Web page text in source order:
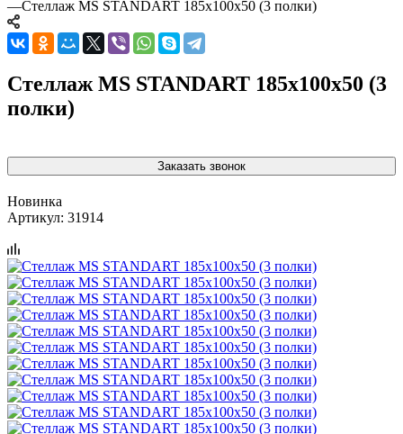
—Стеллаж MS STANDART 185х100х50 (3 полки)
Стеллаж MS STANDART 185х100х50 (3
полки)
Заказать звонок
Новинка
Артикул: 31914